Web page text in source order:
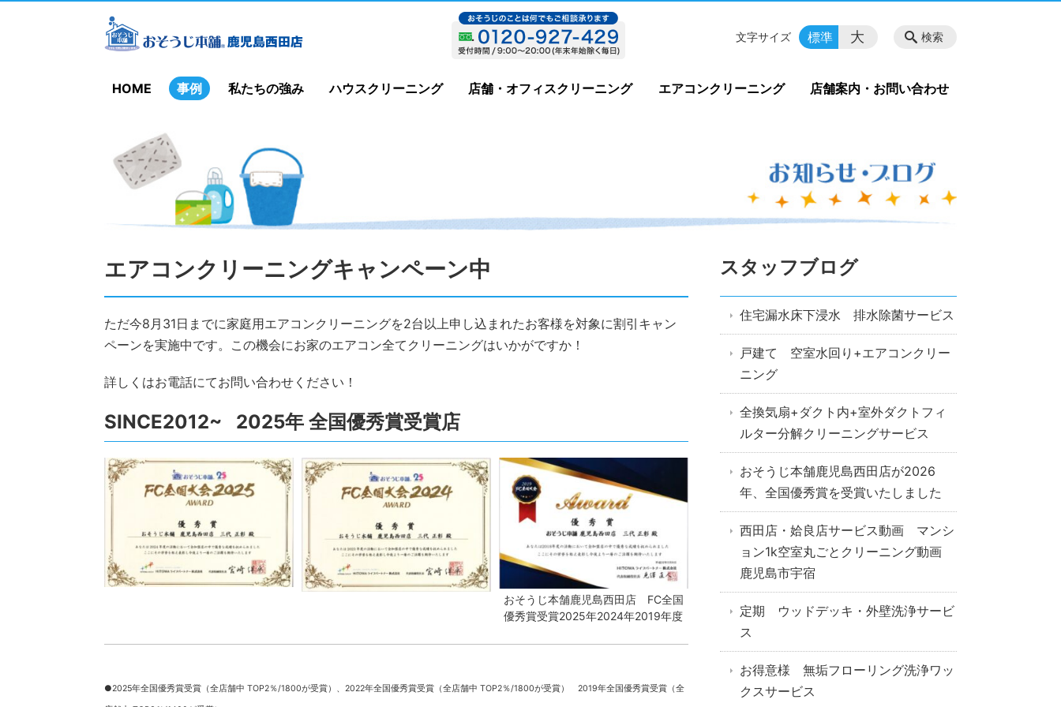
HOME 事例 私たちの強み ハウスクリーニング 店舗・オフィスクリーニング エアコンクリーニング 店舗案内・お問い合わせ
検索
文字サイズ 標準 大
エアコンクリーニングキャンペーン中
ただ今8月31日までに家庭用エアコンクリーニングを2台以上申し込まれたお客様を対象に割引キャン
ペーンを実施中です。この機会にお家のエアコン全てクリーニングはいかがですか！
詳しくはお電話にてお問い合わせください！
SINCE2012~ 2025年 全国優秀賞受賞店
おそうじ本舗鹿児島西田店 FC全国
優秀賞受賞2025年2024年2019年度
●2025年全国優秀賞受賞（全店舗中 TOP2％/1800が受賞）、 2022年全国優秀賞受賞（全店舗中 TOP2％/1800が受賞） 2019年全国優秀賞受賞（全
スタッフブログ
住宅漏水床下浸水 排水除菌サービス
戸建て 空室水回り+エアコンクリー
ニング
全換気扇+ダクト内+室外ダクトフィ
ルター分解クリーニングサービス
おそうじ本舗鹿児島西田店が2026
年、全国優秀賞を受賞いたしました
西田店・姶良店サービス動画 マンシ
ョン1k空室丸ごとクリーニング動画
鹿児島市宇宿
定期 ウッドデッキ・外壁洗浄サービ
ス
お得意様 無垢フローリング洗浄ワッ
クスサービス